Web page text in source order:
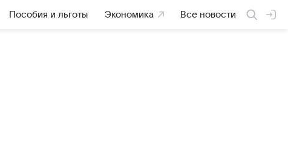
Пособия и льготы Экономика Все новости